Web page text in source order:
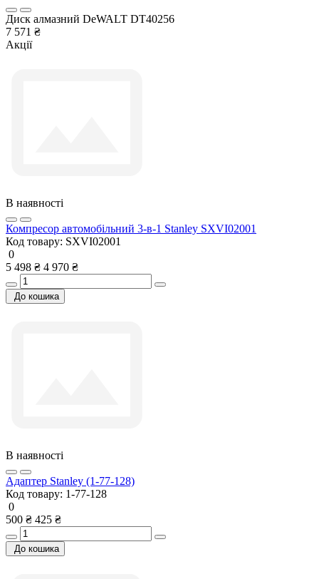
Диск алмазний DeWALT DT40256
7 571 ₴
Акції
В наявності
Компресор автомобільний 3-в-1 Stanley SXVI02001
Код товару: SXVI02001
0
5 498 ₴ 4 970 ₴
До кошика
В наявності
Адаптер Stanley (1-77-128)
Код товару: 1-77-128
0
500 ₴ 425 ₴
До кошика